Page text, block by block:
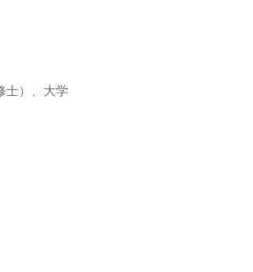
士）、大学